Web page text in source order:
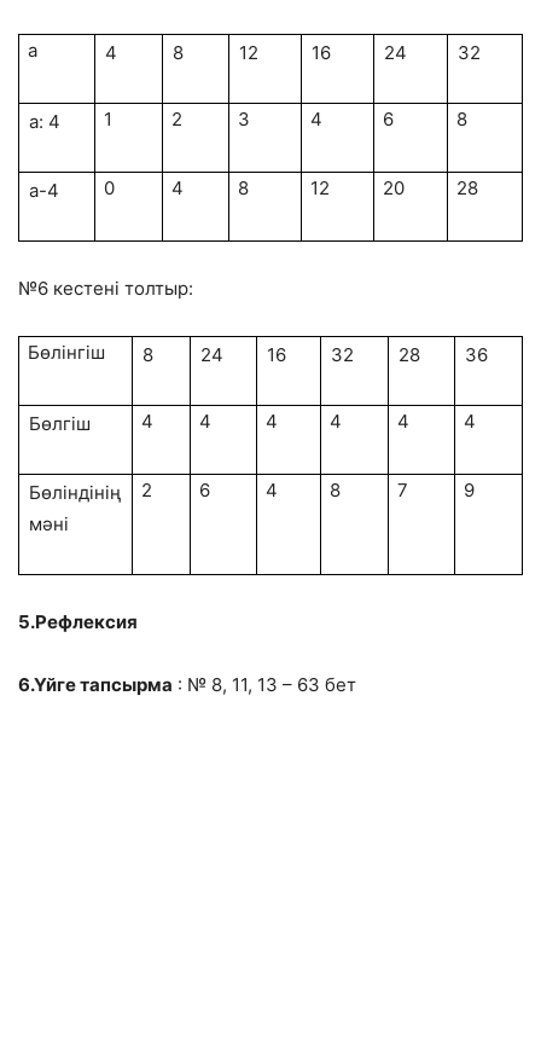
а 4 8 12 16 24 32
а: 4 1 2 3 4 6 8
а-4 0 4 8 12 20 28
№6 кестені толтыр:
Бөлінгіш 8 24 16 32 28 36
Бөлгіш 4 4 4 4 4 4
Бөліндінің
мәні
2 6 4 8 7 9
5.Рефлексия
6.Үйге тапсырма : № 8, 11, 13 – 63 бет